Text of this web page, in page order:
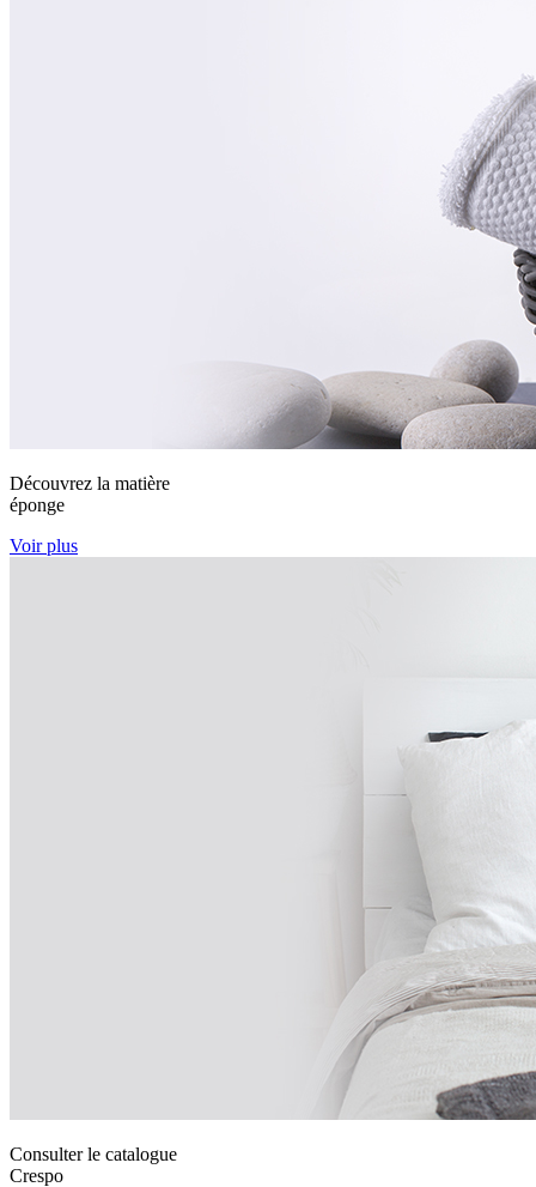
Découvrez la matière
éponge
Voir plus
Consulter le catalogue
Crespo